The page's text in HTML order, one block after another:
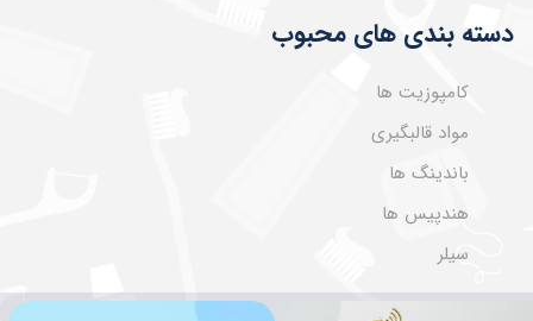
دسته بندی های محبوب
کامپوزیت ها
مواد قالبگیری
باندینگ ها
هندپیس ها
سیلر